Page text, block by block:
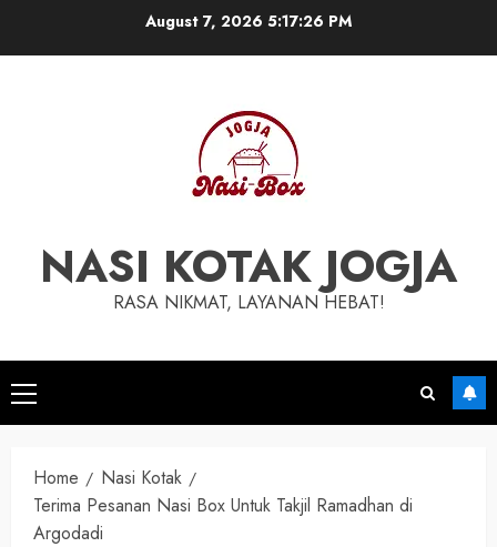
August 7, 2026 5:17:26 PM
NASI KOTAK JOGJA
RASA NIKMAT, LAYANAN HEBAT!
Primary
Menu
Home
Nasi Kotak
Terima Pesanan Nasi Box Untuk Takjil Ramadhan di
Argodadi